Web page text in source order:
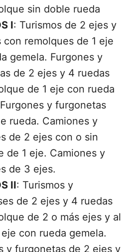
sin doble rueda
I: Turismos de 2 ejes y
con remolques de 1 eje
gemela. Furgones y
de 2 ejes y 4 ruedas
de 1 eje con rueda
y furgonetas
rueda. Camiones y
de 2 ejes con o sin
de 1 eje. Camiones y
de 3 ejes.
II: Turismos y
de 2 ejes y 4 ruedas
de 2 o más ejes y al
con rueda gemela.
y furgonetas de 2 ejes y